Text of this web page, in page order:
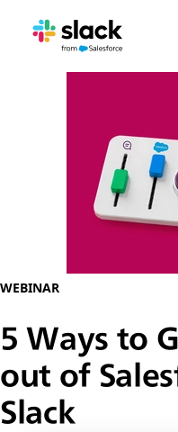
WEBINAR
5 Ways to
out of
Slack